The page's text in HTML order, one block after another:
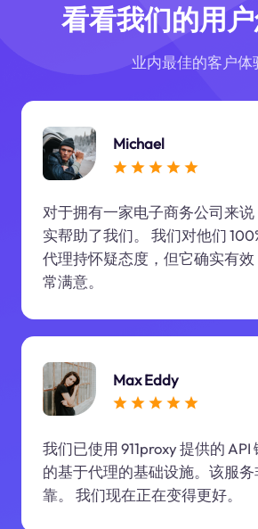
看看我们的用
业内最佳的客户体
Michael
对于拥有一家电子商务公司来说
实帮助了我们。 我们对他们
代理持怀疑态度，但它确实有
常满意。
Max Eddy
我们已使用 911proxy 提供的 API
的基于代理的基础设施。该服
靠。 我们现在正在变得更好。